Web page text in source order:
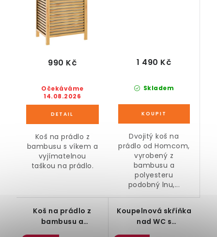
Očekáváme
14.08.2026
990 Kč
Koš na prádlo z
bambusu s víkem a
vyjímatelnou
taškou na prádlo.
Skladem
1 490 Kč
Dvojitý koš na
prádlo od Homcom,
vyrobený z
bambusu a
polyesteru
podobný lnu,...
Koš na prádlo z
bambusu a
polyesteru, 3
Koupelnová skříňka
nad WC s
nastavitelnými